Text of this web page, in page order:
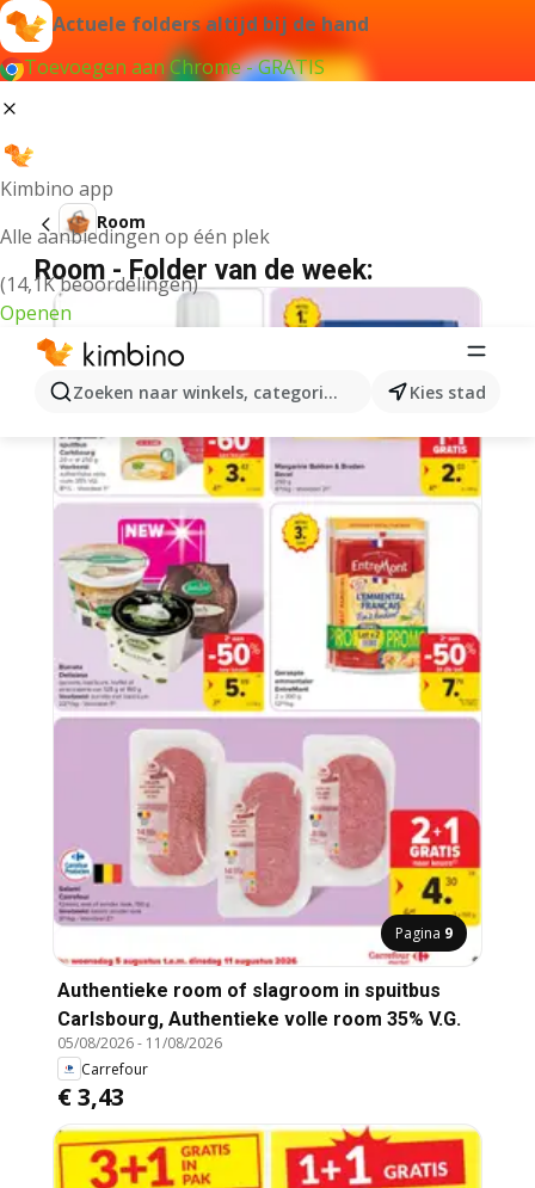
Actuele folders altijd bij de hand
Toevoegen aan Chrome - GRATIS
Kimbino app
Alle aanbiedingen op één plek
(14,1K beoordelingen)
Openen
Zoeken naar winkels, categorieën, producten...
Kies stad
Room
Room - Folder van de week:
Pagina 9
Authentieke room of slagroom in spuitbus
Carlsbourg, Authentieke volle room 35% V.G.
05/08/2026- 11/08/2026
Carrefour
€ 3,43